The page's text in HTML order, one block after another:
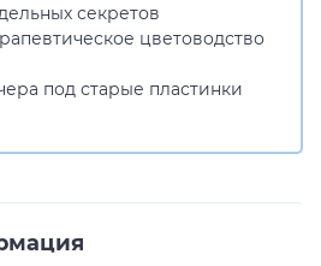
секретов
цветоводство
под старые пластинки